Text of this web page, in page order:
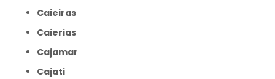
Caieiras
Caierias
Cajamar
Cajati